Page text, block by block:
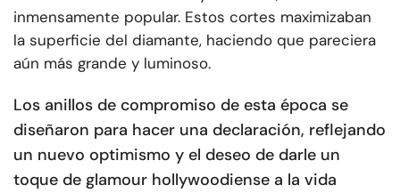
inmensamente popular. Estos cortes maximizaban
la superficie del diamante, haciendo que pareciera
aún más grande y luminoso.
Los anillos de compromiso de esta época se
diseñaron para hacer una declaración, reflejando
un nuevo optimismo y el deseo de darle un
toque de glamour hollywoodiense a la vida